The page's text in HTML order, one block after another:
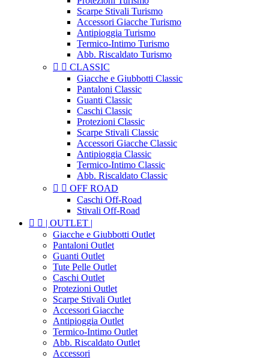
Scarpe Stivali Turismo
Accessori Giacche Turismo
Antipioggia Turismo
Termico-Intimo Turismo
Abb. Riscaldato Turismo
  CLASSIC
Giacche e Giubbotti Classic
Pantaloni Classic
Guanti Classic
Caschi Classic
Protezioni Classic
Scarpe Stivali Classic
Accessori Giacche Classic
Antipioggia Classic
Termico-Intimo Classic
Abb. Riscaldato Classic
  OFF ROAD
Caschi Off-Road
Stivali Off-Road
  | OUTLET |
Giacche e Giubbotti Outlet
Pantaloni Outlet
Guanti Outlet
Tute Pelle Outlet
Caschi Outlet
Protezioni Outlet
Scarpe Stivali Outlet
Accessori Giacche
Antipioggia Outlet
Termico-Intimo Outlet
Abb. Riscaldato Outlet
Accessori